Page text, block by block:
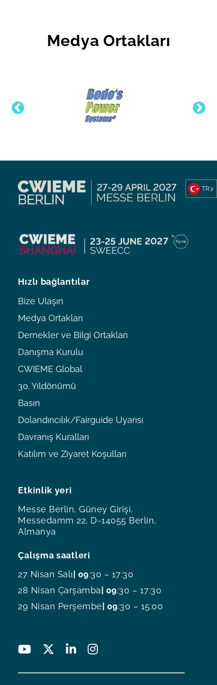
Medya Ortakları
Etkinlik yeri
Messe Berlin, Güney Girişi,
Messedamm 22, D-14055 Berlin,
Almanya
Çalışma saatleri
27 Nisan Salı| 09:30 – 17:30
28 Nisan Çarşamba| 09:30 – 17:30
29 Nisan Perşembe| 09:30 – 15:00
Hızlı bağlantılar
Bize Ulaşın
Medya Ortakları
Dernekler ve Bilgi Ortakları
Danışma Kurulu
CWIEME Global
30. Yıldönümü
Basın
Dolandırıcılık/Fairguide Uyarısı
Davranış Kuralları
Katılım ve Ziyaret Koşulları
TR